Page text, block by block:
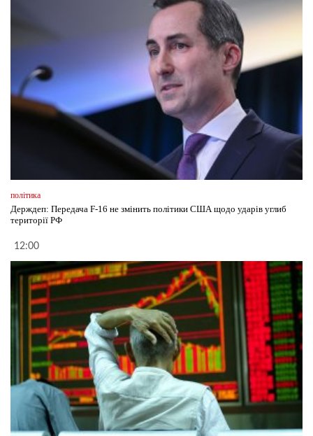
політика
Держдеп: Передача F-16 не змінить політики США щодо ударів углиб
території РФ
12:00